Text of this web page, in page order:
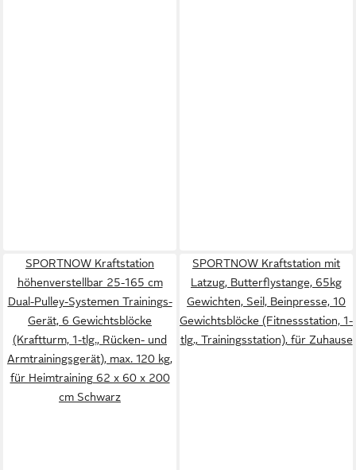
SPORTNOW Kraftstation
höhenverstellbar 25-165 cm
Dual-Pulley-Systemen Trainings-
Gerät, 6 Gewichtsblöcke
(Kraftturm, 1-tlg., Rücken- und
Armtrainingsgerät), max. 120 kg,
für Heimtraining 62 x 60 x 200
cm Schwarz
SPORTNOW Kraftstation mit
Latzug, Butterflystange, 65kg
Gewichten, Seil, Beinpresse, 10
Gewichtsblöcke (Fitnessstation, 1-
tlg., Trainingsstation), für Zuhause